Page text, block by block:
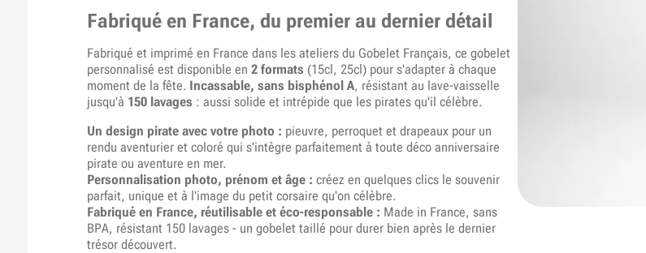
Fabriqué en France, du premier au dernier détail
Fabriqué et imprimé en France dans les ateliers du Gobelet Français, ce gobelet
personnalisé est disponible en 2 formats (15cl, 25cl) pour s'adapter à chaque
moment de la fête. Incassable, sans bisphénol A, résistant au lave-vaisselle
jusqu'à 150 lavages : aussi solide et intrépide que les pirates qu'il célèbre.
Un design pirate avec votre photo : pieuvre, perroquet et drapeaux pour un
rendu aventurier et coloré qui s'intègre parfaitement à toute déco anniversaire
pirate ou aventure en mer.
Personnalisation photo, prénom et âge : créez en quelques clics le souvenir
parfait, unique et à l'image du petit corsaire qu'on célèbre.
Fabriqué en France, réutilisable et éco-responsable : Made in France, sans
BPA, résistant 150 lavages - un gobelet taillé pour durer bien après le dernier
trésor découvert.